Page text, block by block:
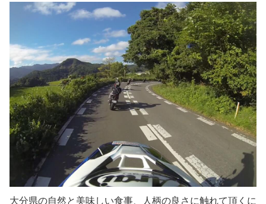
大分県の自然と美味しい食事、人柄の良さに触れて頂くに